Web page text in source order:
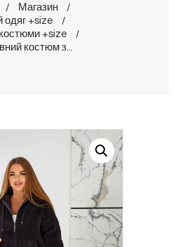
Магазин
одяг +size
+size
костюм з...